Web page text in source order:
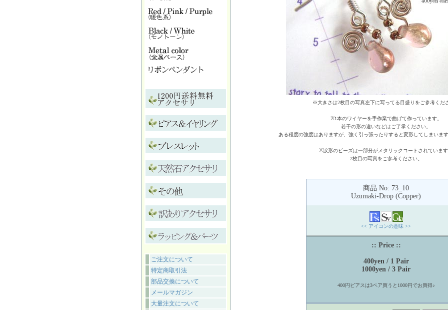
ご注文について
特定商取引法
部品交換について
メールマガジン
大量注文について
※大きさは2枚目の写真左下に写ってる目盛りをご参考くだ
※1本のワイヤーを手作業で曲げて作っています。
若干の形の違いなどはご了承ください。
ある程度の強度はありますが、強く引っ張ったりすると変形してしまいま
※涙形のビーズは一部分がメタリックコートされていま
2枚目の写真をご参考ください。
商品 No: 73_10
Uzumaki-Drop (Copper)
<< アイコンの意味 >>
:: Price ::
400yen / 1 Pair
1000yen / 3 Pair
400円ピアスは3ペア買うと1000円でお買得♪